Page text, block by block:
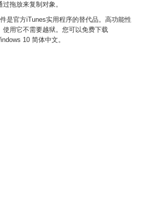
过拖放来复制对象。
是官方iTunes实用程序的替代品。高功能性
使用它不需要越狱。您可以免费下载
10 简体中文。